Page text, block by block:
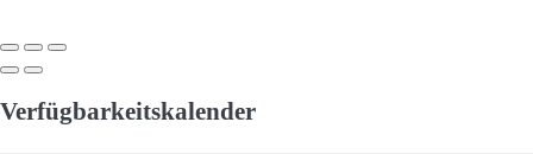
Verfügbarkeitskalender